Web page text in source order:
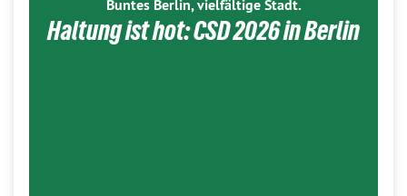
Buntes Berlin, vielfältige Stadt.
Haltung ist hot: CSD 2026 in Berlin